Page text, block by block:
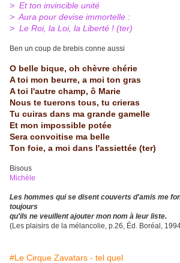
> Et ton invincible unité
> Aura pour devise immortelle :
> Le Roi, la Loi, la Liberté ! (ter)
Ben un coup de brebis conne aussi
O belle bique, oh chèvre chérie
A toi mon beurre, a moi ton gras
A toi l'autre champ, ô Marie
Nous te tuerons tous, tu crieras
Tu cuiras dans ma grande gamelle
Et mon impossible potée
Sera convoitise ma belle
Ton foie, a moi dans l'assiettée (ter)
Bisous
Michèle
Les hommes qui se disent couverts d'amis me
toujours
qu'ils ne veuillent ajouter mon nom à leur liste.
(Les plaisirs de la mélancolie, p.26, Éd. Boréal,
#Le Cirque Zavatars - tel quel